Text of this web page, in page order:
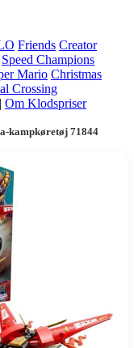
Friends Creator
Speed Champions
Mario Christmas
Crossing
| Om Klodspriser
kampkøretøj 71844